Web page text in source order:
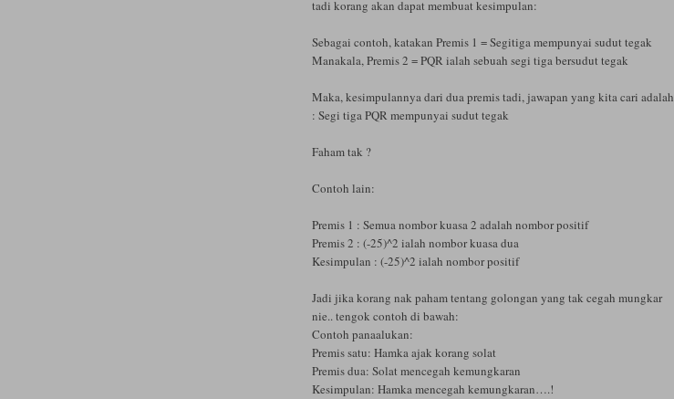
tadi korang akan dapat membuat kesimpulan:
Sebagai contoh, katakan Premis 1 = Segitiga mempunyai sudut tegak
Manakala, Premis 2 = PQR ialah sebuah segi tiga bersudut tegak
Maka, kesimpulannya dari dua premis tadi, jawapan yang kita cari adalah
: Segi tiga PQR mempunyai sudut tegak
Faham tak ?
Contoh lain:
Premis 1 : Semua nombor kuasa 2 adalah nombor positif
Premis 2 : (-25)^2 ialah nombor kuasa dua
Kesimpulan : (-25)^2 ialah nombor positif
Jadi jika korang nak paham tentang golongan yang tak cegah mungkar
nie.. tengok contoh di bawah:
Contoh panaalukan:
Premis satu: Hamka ajak korang solat
Premis dua: Solat mencegah kemungkaran
Kesimpulan: Hamka mencegah kemungkaran….!